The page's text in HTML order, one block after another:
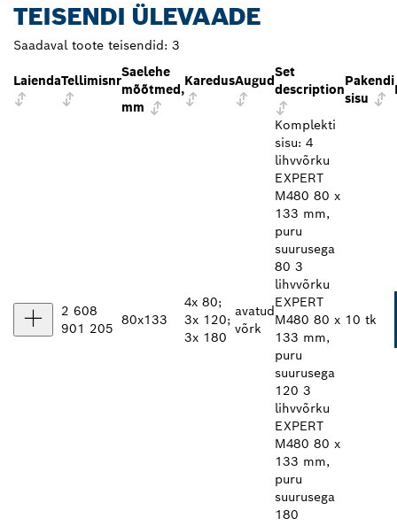
TEISENDI ÜLEVAADE
Saadaval toote teisendid: 3
LaiendaTellimisnr
Saelehe
mõõtmed,
mm
KaredusAugud
Set
description
Pakendi
sisu
2 608
901 205
80x133
4x 80;
3x 120;
3x 180
avatud
võrk
Komplekti
sisu: 4
lihvvõrku
EXPERT
M480 80 x
133 mm,
puru
suurusega
80 3
lihvvõrku
EXPERT
M480 80 x
133 mm,
puru
suurusega
120 3
lihvvõrku
EXPERT
M480 80 x
133 mm,
puru
suurusega
180
10 tk